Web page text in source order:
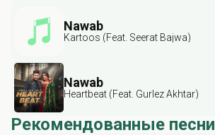
Nawab
Kartoos (Feat. Seerat Bajwa)
Nawab
Heartbeat (Feat. Gurlez Akhtar)
Рекомендованные песни